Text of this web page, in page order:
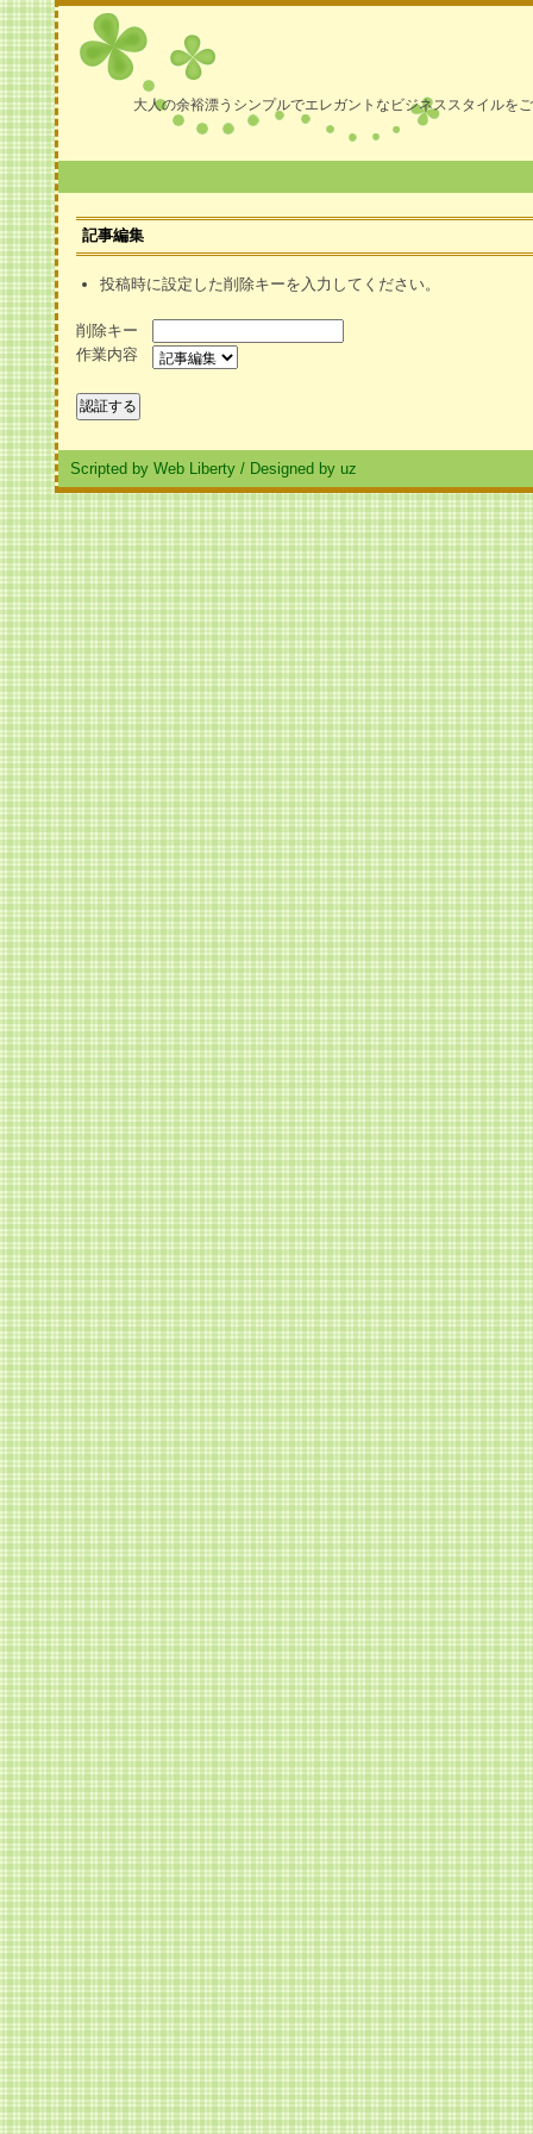
大人の余裕漂うシンプルでエレガントなビジネススタイルを
記事編集
投稿時に設定した削除キーを入力してください。
削除キー
作業内容
Scripted by Web Liberty / Designed by uz